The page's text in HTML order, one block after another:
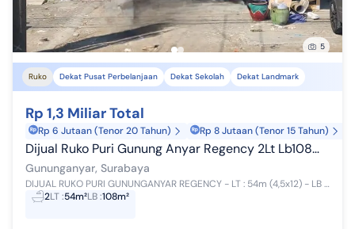
5
Ruko Dekat Pusat Perbelanjaan Dekat Sekolah Dekat Landmark
Rp 1,3 Miliar Total
Rp 6 Jutaan (Tenor 20 Tahun) Rp 8 Jutaan (Tenor 15 Tahun)
Dijual Ruko Puri Gunung Anyar Regency 2Lt Lb108m Cocok untuk Perkantoranusaha Lain Nol Jalan Raya Row Jalan Kembar
Gununganyar, Surabaya
DIJUAL RUKO PURI GUNUNGANYAR REGENCY - LT : 54m (4,5x12) - LB : 108 m - Lantai 2 Full Bangunan - Lantai Full Granit - Cocok di gunakan utk perkant...
2LT:54m²LB:108m²